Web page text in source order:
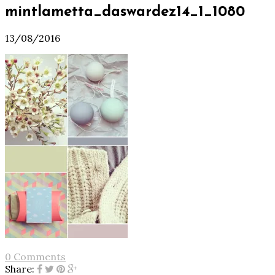
mintlametta_daswardez14_1_1080
13/08/2016
0 Comments
Share: